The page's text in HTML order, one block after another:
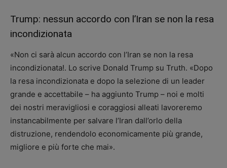
Trump: nessun accordo con l’Iran se non la resa
incondizionata
«Non ci sarà alcun accordo con l’Iran se non la resa
incondizionata!. Lo scrive Donald Trump su Truth. «Dopo
la resa incondizionata e dopo la selezione di un leader
grande e accettabile – ha aggiunto Trump – noi e molti
dei nostri meravigliosi e coraggiosi alleati lavoreremo
instancabilmente per salvare l’Iran dall’orlo della
distruzione, rendendolo economicamente più grande,
migliore e più forte che mai».